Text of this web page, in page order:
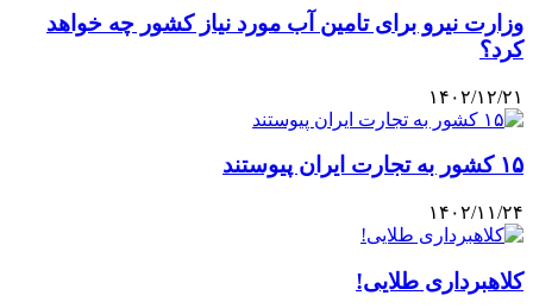
وزارت نیرو برای تامین آب مورد نیاز کشور چه خواهد
کرد؟
۱۴۰۲/۱۲/۲۱
۱۵ کشور به تجارت ایران پیوستند
۱۴۰۲/۱۱/۲۴
کلاهبرداری طلایی!